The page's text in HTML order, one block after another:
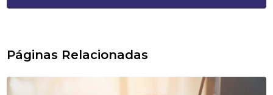
Páginas Relacionadas